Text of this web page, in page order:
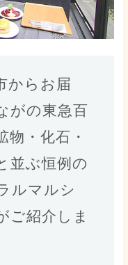
からお届
がの東急百
物・化石・
並ぶ恒例の
ルマルシ
ご紹介しま